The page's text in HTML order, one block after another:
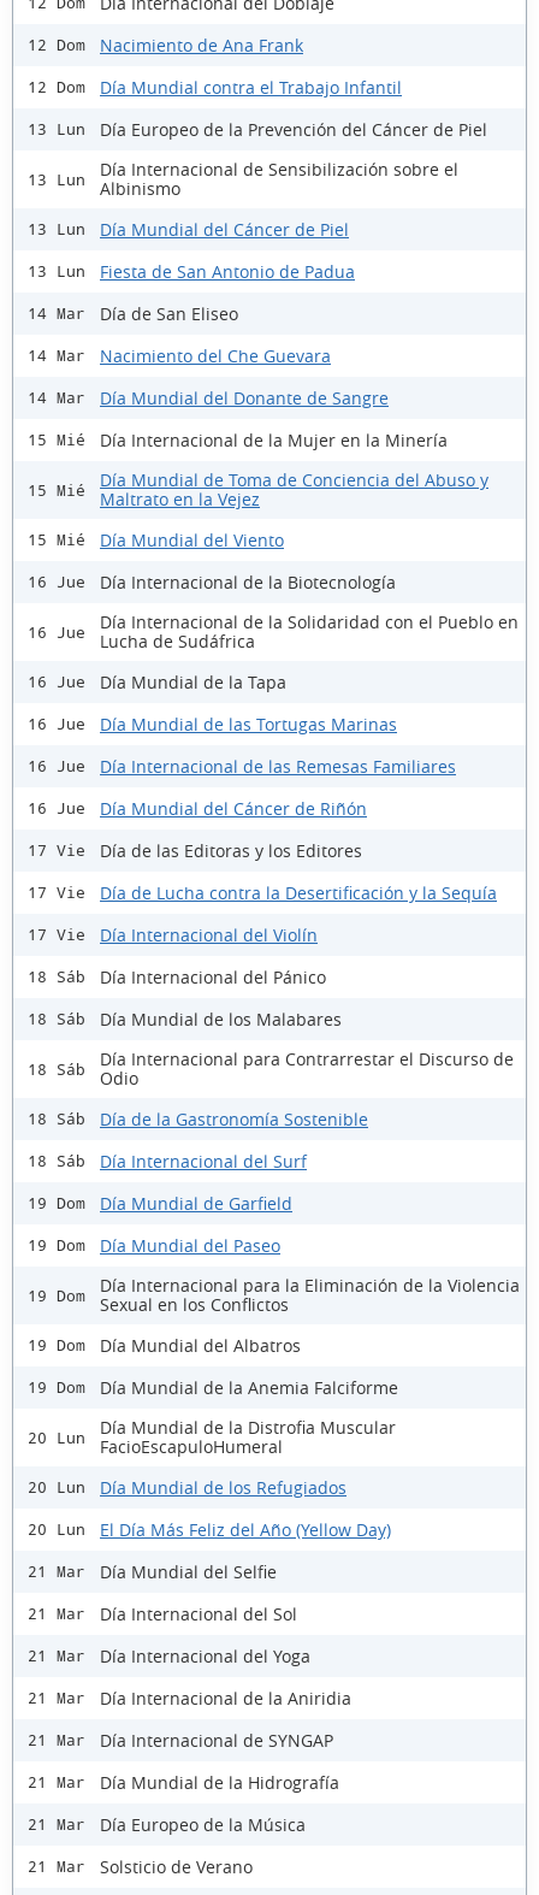
12 Dom Nacimiento de Ana Frank
12 Dom Día Mundial contra el Trabajo Infantil
13 Lun Día Europeo de la Prevención del Cáncer de Piel
13 Lun
Día Internacional de Sensibilización sobre el
Albinismo
13 Lun Día Mundial del Cáncer de Piel
13 Lun Fiesta de San Antonio de Padua
14 Mar Día de San Eliseo
14 Mar Nacimiento del Che Guevara
14 Mar Día Mundial del Donante de Sangre
15 Mié Día Internacional de la Mujer en la Minería
15 Mié
Día Mundial de Toma de Conciencia del Abuso y
Maltrato en la Vejez
15 Mié Día Mundial del Viento
16 Jue Día Internacional de la Biotecnología
16 Jue
Día Internacional de la Solidaridad con el Pueblo en
Lucha de Sudáfrica
16 Jue Día Mundial de la Tapa
16 Jue Día Mundial de las Tortugas Marinas
16 Jue Día Internacional de las Remesas Familiares
16 Jue Día Mundial del Cáncer de Riñón
17 Vie Día de las Editoras y los Editores
17 Vie Día de Lucha contra la Desertificación y la Sequía
17 Vie Día Internacional del Violín
18 Sáb Día Internacional del Pánico
18 Sáb Día Mundial de los Malabares
18 Sáb
Día Internacional para Contrarrestar el Discurso de
Odio
18 Sáb Día de la Gastronomía Sostenible
18 Sáb Día Internacional del Surf
19 Dom Día Mundial de Garfield
19 Dom Día Mundial del Paseo
19 Dom
Día Internacional para la Eliminación de la Violencia
Sexual en los Conflictos
19 Dom Día Mundial del Albatros
19 Dom Día Mundial de la Anemia Falciforme
20 Lun
Día Mundial de la Distrofia Muscular
FacioEscapuloHumeral
20 Lun Día Mundial de los Refugiados
20 Lun El Día Más Feliz del Año (Yellow Day)
21 Mar Día Mundial del Selfie
21 Mar Día Internacional del Sol
21 Mar Día Internacional del Yoga
21 Mar Día Internacional de la Aniridia
21 Mar Día Internacional de SYNGAP
21 Mar Día Mundial de la Hidrografía
21 Mar Día Europeo de la Música
21 Mar Solsticio de Verano